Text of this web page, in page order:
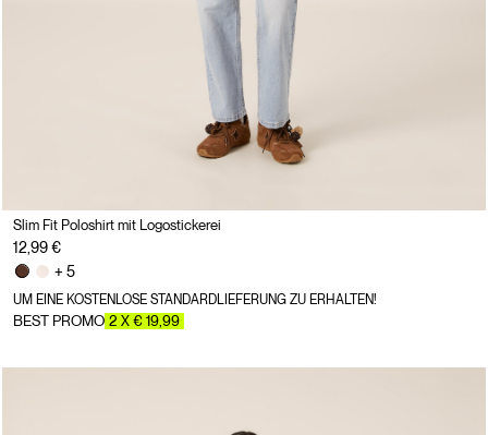
Slim Fit Poloshirt mit Logostickerei
12,99 €
+ 5
UM EINE KOSTENLOSE STANDARDLIEFERUNG ZU ERHALTEN!
BEST PROMO 2 X € 19,99